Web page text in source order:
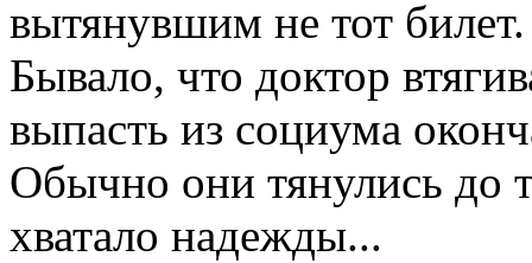
вытянувшим не тот билет.
Бывало, что доктор
выпасть из социума
Обычно они тянулись до
хватало надежды...